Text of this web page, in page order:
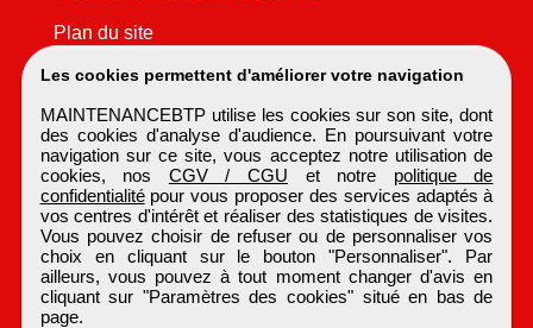
Les cookies permettent d'améliorer votre navigation
MAINTENANCEBTP utilise les cookies sur son site, dont
des cookies d'analyse d'audience. En poursuivant votre
navigation sur ce site, vous acceptez notre utilisation de
cookies, nos CGV / CGU et notre politique de
confidentialitépour vous proposer des services adaptés à
vos centres d'intérêt et réaliser des statistiques de visites.
Vous pouvez choisir de refuser ou de personnaliser vos
choix en cliquant sur le bouton "Personnaliser". Par
ailleurs, vous pouvez à tout moment changer d'avis en
cliquant sur "Paramètres des cookies" situé en bas de
page.
Plan du site